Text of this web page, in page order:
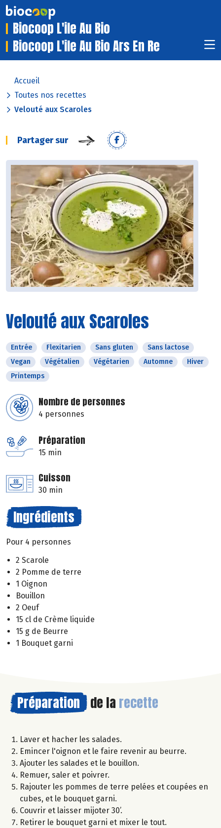
Biocoop L'ile Au Bio
Biocoop L'ile Au Bio Ars En Re
Accueil
Toutes nos recettes
Velouté aux Scaroles
Partager sur
Velouté aux Scaroles
Entrée Flexitarien Sans gluten
Sans lactose
Vegan
Végétalien Végétarien Automne
Hiver
Printemps
Nombre de personnes
4 personnes
Préparation
15 min
Cuisson
30 min
Ingrédients
Pour 4 personnes
2 Scarole
2 Pomme de terre
1 Oignon
Bouillon
2 Oeuf
15 cl de Crème liquide
15 g de Beurre
1 Bouquet garni
Préparation de la recette
Laver et hacher les salades.
Emincer l'oignon et le faire revenir au beurre.
Ajouter les salades et le bouillon.
Remuer, saler et poivrer.
Rajouter les pommes de terre pelées et coupées en
cubes, et le bouquet garni.
Couvrir et laisser mijoter 30’.
Retirer le bouquet garni et mixer le tout.